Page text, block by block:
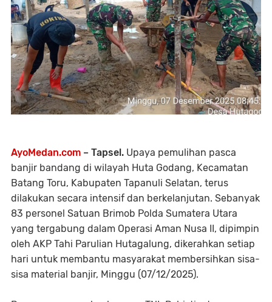
AyoMedan.com – Tapsel. Upaya pemulihan pasca
banjir bandang di wilayah Huta Godang, Kecamatan
Batang Toru, Kabupaten Tapanuli Selatan, terus
dilakukan secara intensif dan berkelanjutan. Sebanyak
83 personel Satuan Brimob Polda Sumatera Utara
yang tergabung dalam Operasi Aman Nusa II, dipimpin
oleh AKP Tahi Parulian Hutagalung, dikerahkan setiap
hari untuk membantu masyarakat membersihkan sisa-
sisa material banjir, Minggu (07/12/2025).